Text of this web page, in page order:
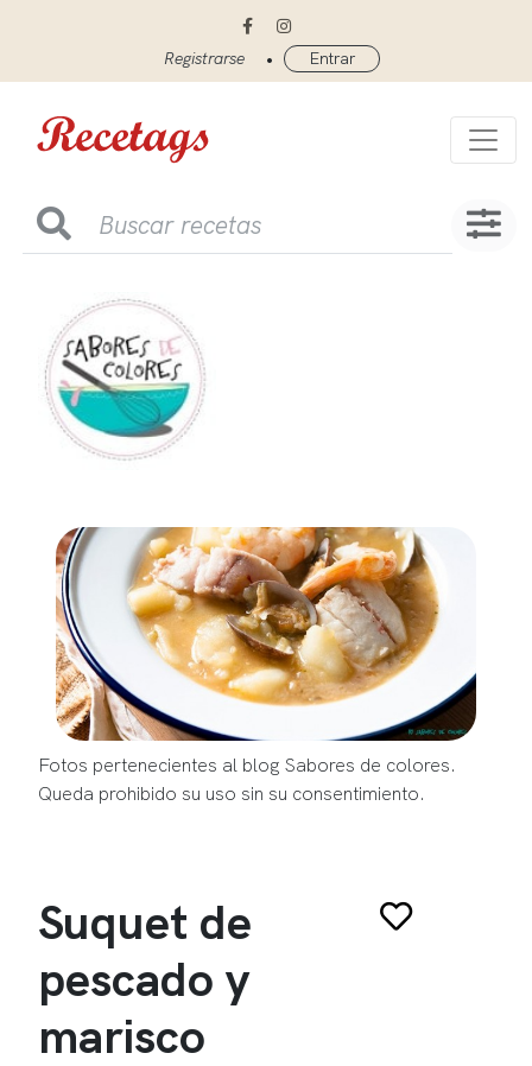
Registrarse • Entrar
Fotos pertenecientes al blog Sabores de colores.
Queda prohibido su uso sin su consentimiento.
Suquet de
pescado y
marisco